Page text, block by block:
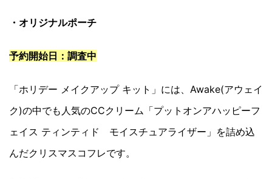
・オリジナルポーチ
予約開始日：調査中
「ホリデー メイクアップ キット」には、Awake(アウェイ
ク)の中でも人気のCCクリーム「プットオンアハッピーフ
ェイス ティンティド モイスチュアライザー」を詰め込
んだクリスマスコフレです。